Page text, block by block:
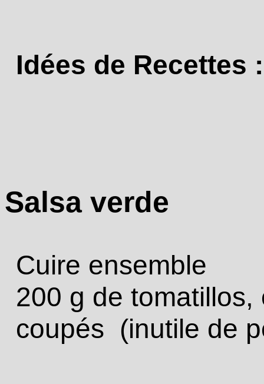
Idées de Recettes :
Salsa verde
Cuire ensemble
200 g de
coupés (inutile de